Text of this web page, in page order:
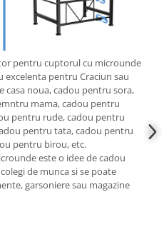
pentru cuptorul cu microunde
excelenta pentru Craciun sau
casa noua, cadou pentru sora,
mama, cadou pentru
pentru rude, cadou pentru
pentru tata, cadou pentru
pentru birou, etc.
este o idee de cadou
de munca si se poate
garsoniere sau magazine